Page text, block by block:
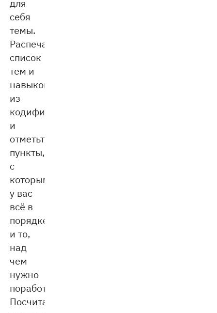
себя
темы.
Распечатайте
список
тем и
навыков
из
кодификатора
и
отметьте
пункты,
с
которыми
у вас
всё в
порядке,
и то,
над
чем
нужно
поработать.
Посчитайте,